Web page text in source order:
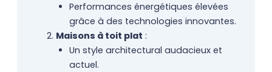
Performances énergétiques élevées
grâce à des technologies innovantes.
Maisons à toit plat :
Un style architectural audacieux et
actuel.